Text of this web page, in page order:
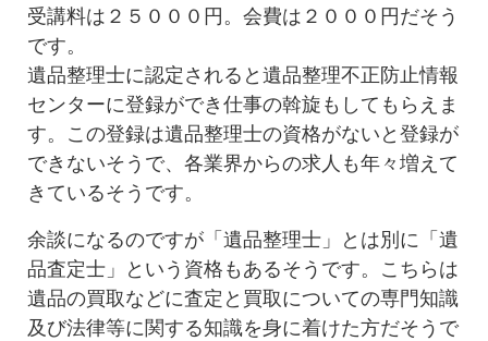
受講料は２５０００円。会費は２０００円だそう
です。
遺品整理士に認定されると遺品整理不正防止情報
センターに登録ができ仕事の斡旋もしてもらえま
す。この登録は遺品整理士の資格がないと登録が
できないそうで、各業界からの求人も年々増えて
きているそうです。
余談になるのですが「遺品整理士」とは別に「遺
品査定士」という資格もあるそうです。こちらは
遺品の買取などに査定と買取についての専門知識
及び法律等に関する知識を身に着けた方だそうで